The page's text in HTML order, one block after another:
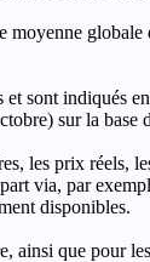
globale
indiqués
sur la
les prix réels,
via, par
disponibles.
ainsi que pour